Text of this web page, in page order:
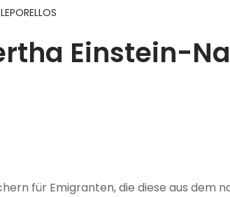
Einstein-
für Emigranten, die diese aus dem